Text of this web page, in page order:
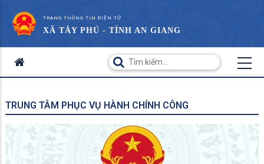
TRANG THÔNG TIN ĐIỆN TỬ
XÃ TÂY PHÚ - TỈNH AN GIANG
TRUNG TÂM PHỤC VỤ HÀNH CHÍNH CÔNG